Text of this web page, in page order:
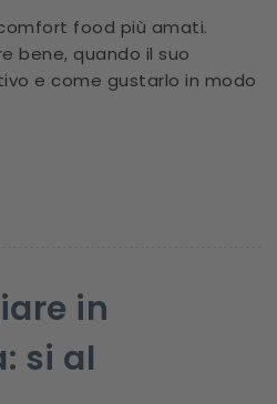
food più amati.
bene, quando il suo
e come gustarlo in modo
in
si al